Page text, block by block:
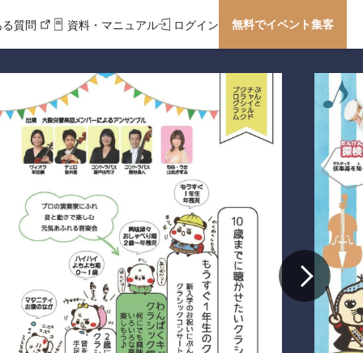
る質問 資料・マニュアル ログイン 無料でイベント集客